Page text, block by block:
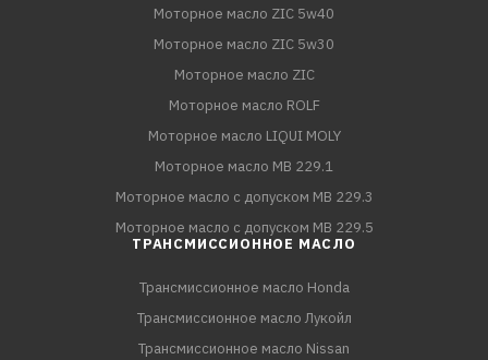
Моторное масло ZIC 5w40
Моторное масло ZIC 5w30
Моторное масло ZIC
Моторное масло ROLF
Моторное масло LIQUI MOLY
Моторное масло MB 229.1
Моторное масло с допуском MB 229.3
Моторное масло с допуском MB 229.5
ТРАНСМИССИОННОЕ МАСЛО
Трансмиссионное масло Honda
Трансмиссионное масло Лукойл
Трансмиссионное масло Nissan